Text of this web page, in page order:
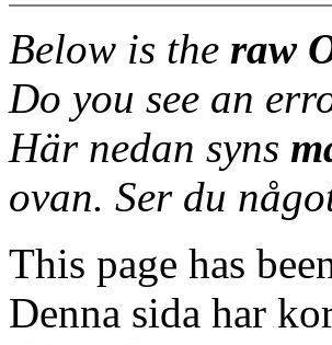
Below is the raw
Do you see an
Här nedan syns
ovan. Ser du
This page has
Denna sida har